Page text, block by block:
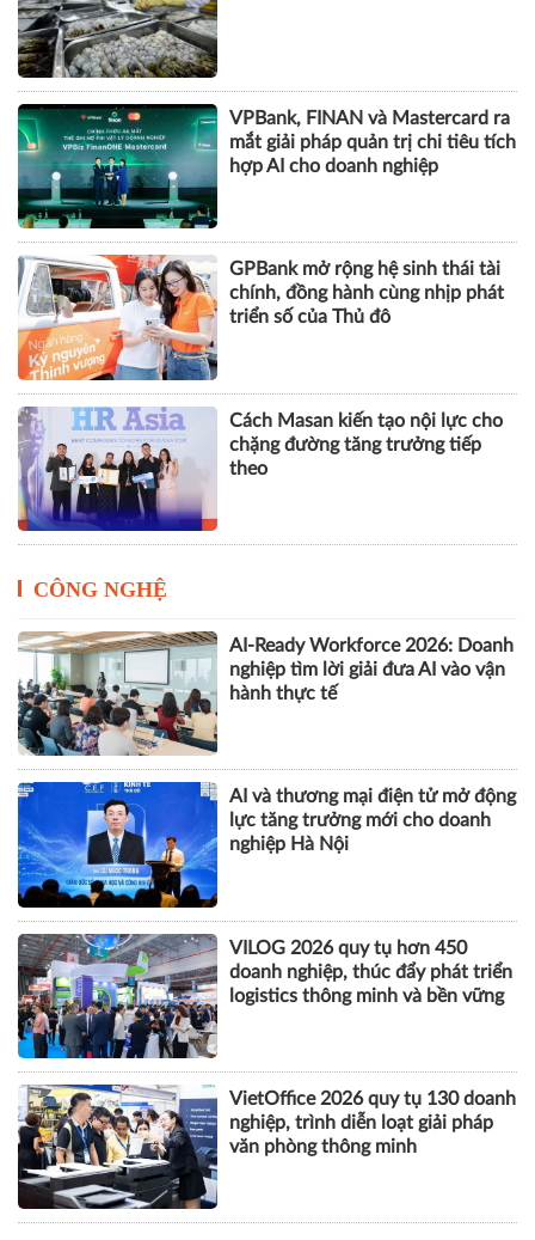
VPBank, FINAN và Mastercard ra
mắt giải pháp quản trị chi tiêu tích
hợp AI cho doanh nghiệp
GPBank mở rộng hệ sinh thái tài
chính, đồng hành cùng nhịp phát
triển số của Thủ đô
Cách Masan kiến tạo nội lực cho
chặng đường tăng trưởng tiếp
theo
CÔNG NGHỆ
AI-Ready Workforce 2026: Doanh
nghiệp tìm lời giải đưa AI vào vận
hành thực tế
AI và thương mại điện tử mở động
lực tăng trưởng mới cho doanh
nghiệp Hà Nội
VILOG 2026 quy tụ hơn 450
doanh nghiệp, thúc đẩy phát triển
logistics thông minh và bền vững
VietOffice 2026 quy tụ 130 doanh
nghiệp, trình diễn loạt giải pháp
văn phòng thông minh